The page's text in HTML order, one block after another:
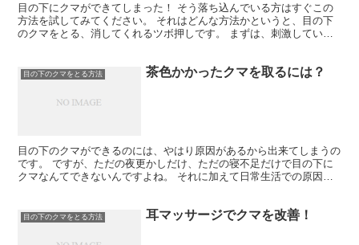
目の下にクマができてしまった！ そう落ち込んでいる方はすぐこの
方法を試してみてください。 それはどんな方法かというと、目の下
のクマをとる、消してくれるツボ押しです。 まずは、刺激していく
目の下のクマをとる方法 茶色かかったクマを取るには？
目の下のクマができるのには、やはり原因があるから出来てしまうの
です。 ですが、ただの夜更かしだけ、ただの寝不足だけで目の下に
クマなんてできないんですよね。 それに加えて日常生活での原因が
目の下のクマをとる方法 耳マッサージでクマを改善！